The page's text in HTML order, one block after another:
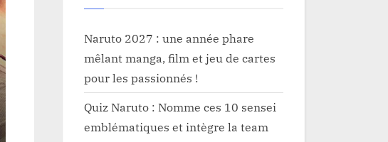
Naruto 2027 : une année phare
mêlant manga, film et jeu de cartes
pour les passionnés !
Quiz Naruto : Nomme ces 10 sensei
emblématiques et intègre la team